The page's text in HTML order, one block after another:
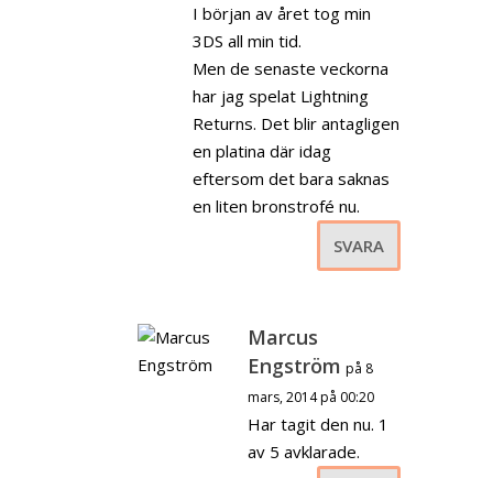
I början av året tog min
3DS all min tid.
Men de senaste veckorna
har jag spelat Lightning
Returns. Det blir antagligen
en platina där idag
eftersom det bara saknas
en liten bronstrofé nu.
SVARA
Marcus
Engström på 8
mars, 2014 på 00:20
Har tagit den nu. 1
av 5 avklarade.